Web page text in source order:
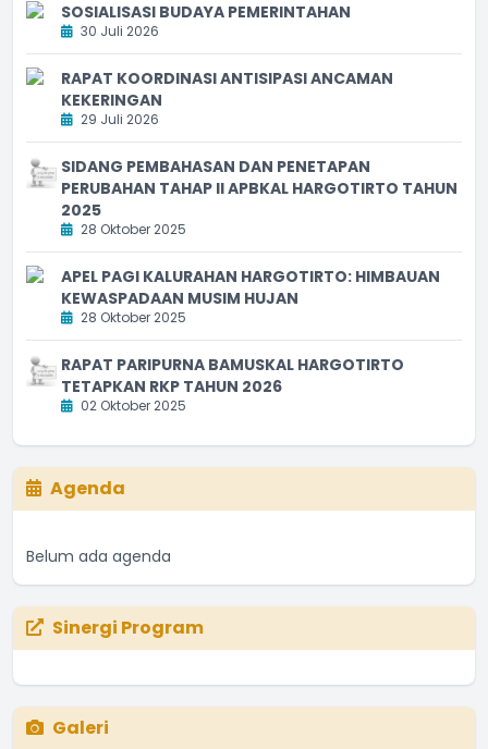
SOSIALISASI BUDAYA PEMERINTAHAN
30 Juli 2026
RAPAT KOORDINASI ANTISIPASI ANCAMAN
KEKERINGAN
29 Juli 2026
SIDANG PEMBAHASAN DAN PENETAPAN
PERUBAHAN TAHAP II APBKAL HARGOTIRTO TAHUN
2025
28 Oktober 2025
APEL PAGI KALURAHAN HARGOTIRTO: HIMBAUAN
KEWASPADAAN MUSIM HUJAN
28 Oktober 2025
RAPAT PARIPURNA BAMUSKAL HARGOTIRTO
TETAPKAN RKP TAHUN 2026
02 Oktober 2025
Agenda
Belum ada agenda
Sinergi Program
Galeri